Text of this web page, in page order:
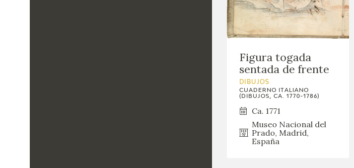
Figura togada
sentada de frente
DIBUJOS
CUADERNO ITALIANO
(DIBUJOS, CA. 1770-1786)
Ca. 1771
Museo Nacional del
Prado, Madrid,
España